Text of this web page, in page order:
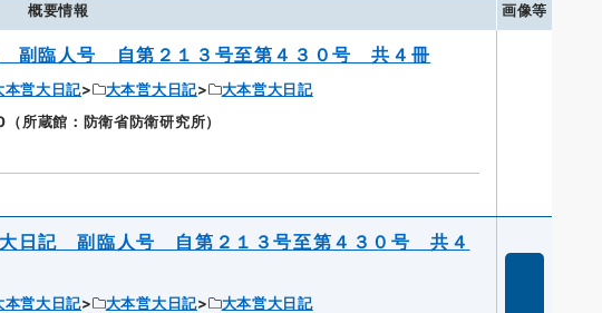
概要情報 画像等
副臨人号 自第２１３号至第４３０号 共４冊
本営大日記 大本営大日記
大本営大日記
所蔵館：防衛省防衛研究所）
日記 副臨人号 自第２１３号至第４３０号 共４
本営大日記 大本営大日記
大本営大日記